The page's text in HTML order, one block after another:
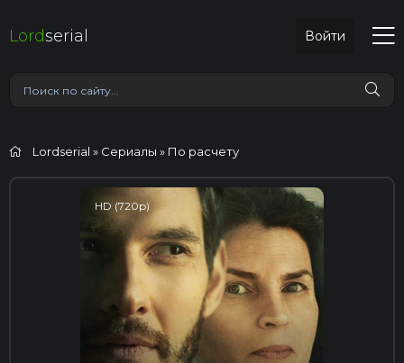
Lordserial Войти
Lordserial » Сериалы » По расчету
HD (720p)